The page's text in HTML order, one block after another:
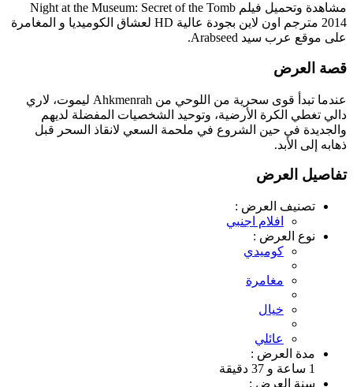
مشاهدة وتحميل فيلم Night at the Museum: Secret of the Tomb
2014 مترجم اون لاين بجودة عالية HD لعشاق الكوميديا و المغامرة
على موقع عرب سيد Arabseed.
قصة العرض
عندما تبدأ قوى سحرية من اللوحي من Ahkmenrah ليموت، لاري
دالي تغطي الكرة الأرضية، وتوحيد الشخصيات المفضلة لديهم
والجديدة في حين الشروع في ملحمة السعي لانقاذ السحر قبل
ذهابه إلى الأبد.
تفاصيل العرض
تصنيف العرض :
افلام اجنبي
نوع العرض :
كوميدي
مغامرة
خيال
عائلي
مدة العرض :
1 ساعة و 37 دقيقة
سنة العرض :